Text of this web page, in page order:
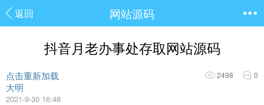
返回 网站源码
抖音月老办事处存取网站源码
点击重新加载
大明
2021-9-30 16:48
2498 0